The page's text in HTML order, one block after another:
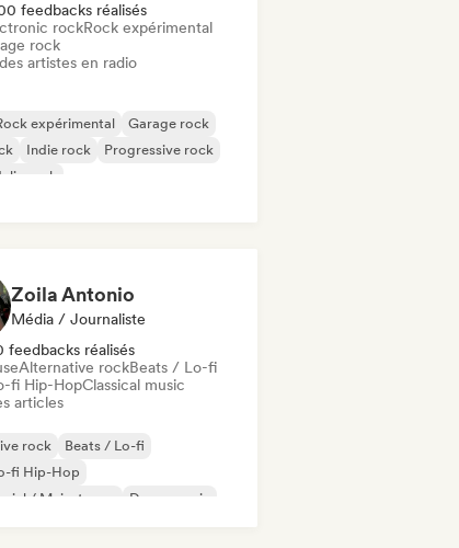
feedbacks réalisés
rockRock expérimental
rock
artistes en radio
expérimental
Garage rock
Indie rock
Progressive rock
rock
Zoila Antonio
Média / Journaliste
feedbacks réalisés
Alternative rockBeats / Lo-fi
fi Hip-HopClassical music
articles
rock
Beats / Lo-fi
fi Hip-Hop
/ Mainstream
Dance music